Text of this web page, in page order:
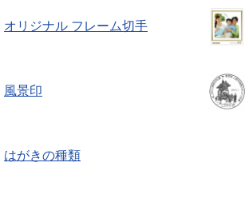
オリジナル フレーム切手
風景印
はがきの種類